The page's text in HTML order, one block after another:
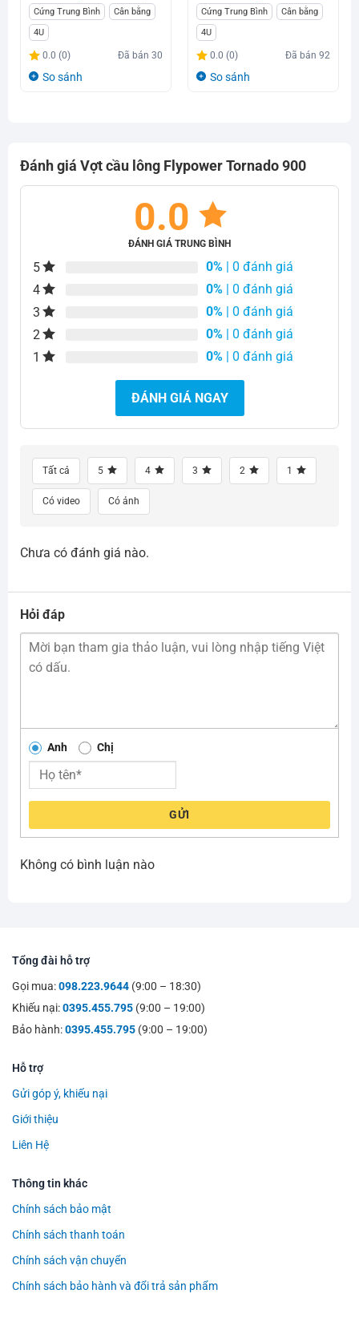
Giá
gốc
là:
1.350.000₫.
Giá
hiện
tại
là:
Cứng Trung Bình
Cân bằng
4U
0.0 (0) Đã bán30
So sánh
Giá
gốc
là:
3.400.000₫.
Giá
hiện
tại
là:
Cứng Trung Bình
Cân bằng
4U
0.0 (0) Đã bán92
So sánh
Đánh giá Vợt cầu lông Flypower Tornado 900
0.0
ĐÁNH GIÁ TRUNG BÌNH
5 0% | 0 đánh giá
4
0% | 0 đánh giá
3
0% | 0 đánh giá
2
0% | 0 đánh giá
1
0% | 0 đánh giá
ĐÁNH GIÁ NGAY
Tất cả 5 4 3 2 1
Có video Có ảnh
Chưa có đánh giá nào.
Hỏi đáp
Anh Chị
GỬI
Không có bình luận nào
Tổng đài hỗ trợ
Gọi mua:098.223.9644 (9:00 – 18:30)
Khiếu nại:0395.455.795 (9:00 – 19:00)
Bảo hành:0395.455.795 (9:00 – 19:00)
Hỗ trợ
Gửi góp ý, khiếu nại
Giới thiệu
Liên Hệ
Thông tin khác
Chính sách bảo mật
Chính sách thanh toán
Chính sách vận chuyển
Chính sách bảo hành và đổi trả sản phẩm